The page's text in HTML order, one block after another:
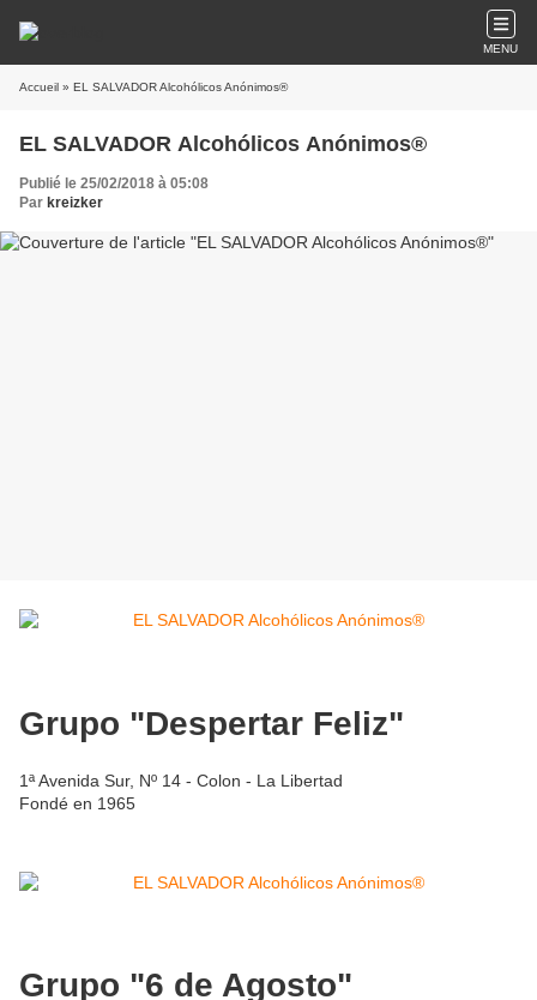
MENU
Accueil » EL SALVADOR Alcohólicos Anónimos®
EL SALVADOR Alcohólicos Anónimos®
Publié le 25/02/2018 à 05:08
Par kreizker
Grupo "Despertar Feliz"
1ª Avenida Sur, Nº 14 - Colon - La Libertad
Fondé en 1965
Grupo "6 de Agosto"